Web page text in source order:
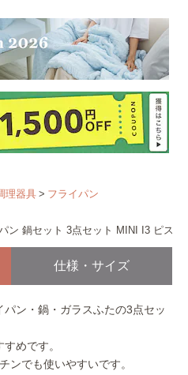
理器具
フライパン
ン 鍋セット 3点セット MINI I3 ピスタ
仕様・サイズ
ン・鍋・ガラスふたの3点セッ
めです。
ンでも使いやすいです。